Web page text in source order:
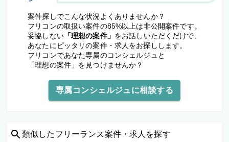
案件探しでこんな状況よくありませんか？
フリコンの取扱い案件の85%以上は非公開案件です。
妥協しない「理想の案件」 をお話しいただくだけで、
あなたにピッタリの案件・求人をお探しします。
フリコンであなた専属のコンシェルジュと
「理想の案件」を見つけませんか？
専属コンシェルジュに相談する
類似した フリーランス案件・求人を探す